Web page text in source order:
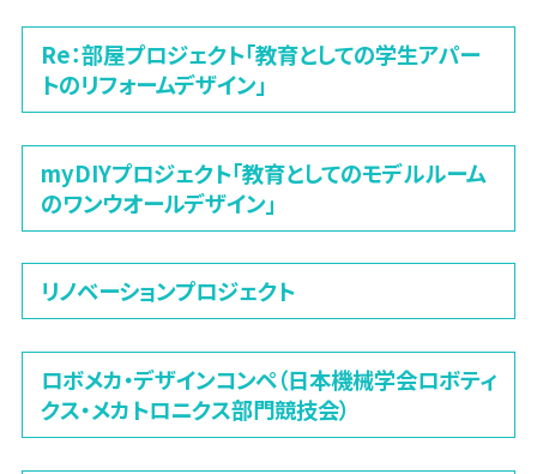
Re：部屋プロジェクト「教育としての学生アパー
トのリフォームデザイン」
myDIYプロジェクト「教育としてのモデルルーム
のワンウオールデザイン」
リノベーションプロジェクト
ロボメカ・デザインコンペ（日本機械学会ロボティ
クス・メカトロニクス部門競技会）